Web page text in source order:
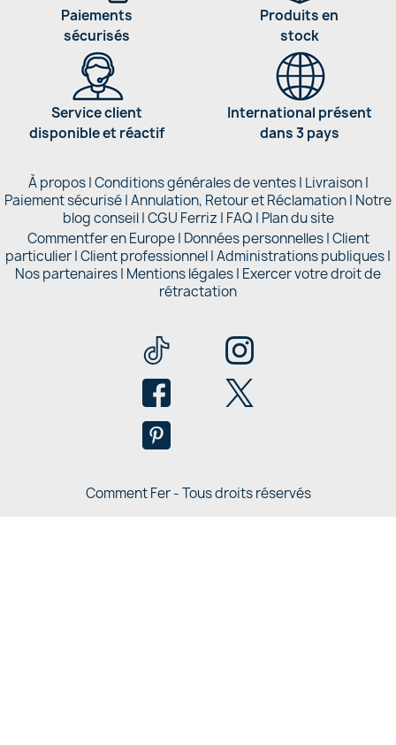
Paiements
sécurisés
Produits en
stock
Service client
disponible et réactif
International présent
dans 3 pays
À propos|Conditions générales de ventes| Livraison|
Paiement sécurisé|Annulation, Retour et Réclamation| Notre
blog conseil|CGU Ferriz | FAQ | Plan du site
Commentfer en Europe| Données personnelles|Client
particulier|Client professionnel|Administrations publiques|
Nos partenaires | Mentions légales| Exercer votre droit de
rétractation
Comment Fer - Tous droits réservés